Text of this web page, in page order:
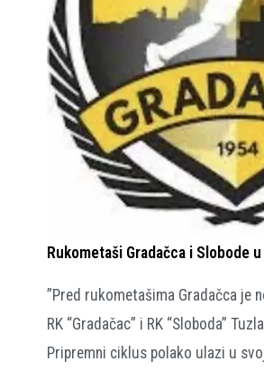
Rukometaši Gradačca i Slobode
”Pred rukometašima Gradačca je
RK “Gradačac” i RK “Sloboda”
Pripremni ciklus polako ulazi u